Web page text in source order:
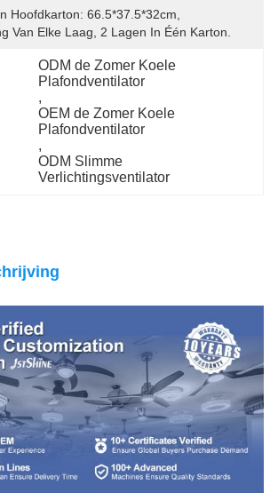
Hoofdkarton: 66.5*37.5*32cm,
Van Elke Laag, 2 Lagen In Één Karton.
ODM de Zomer Koele
Plafondventilator
,
OEM de Zomer Koele
Plafondventilator
,
ODM Slimme
Verlichtingsventilator